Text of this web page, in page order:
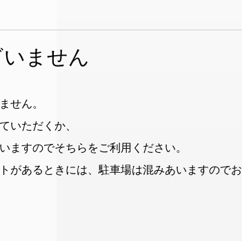
ません
せん。
いただくか、
ますのでそちらをご利用ください。
があるときには、駐車場は混みあいますのでお